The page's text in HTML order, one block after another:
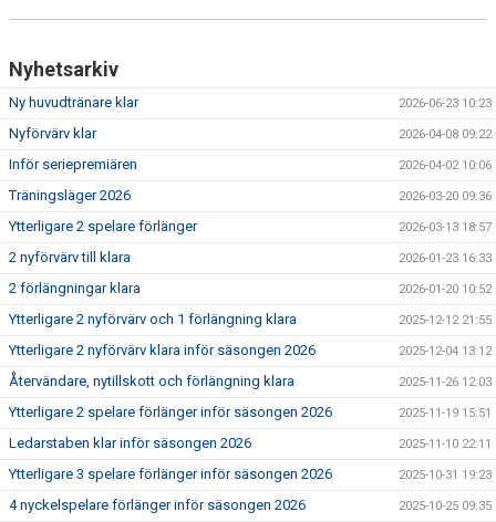
Nyhetsarkiv
Ny huvudtränare klar 2026-06-23 10:23
Nyförvärv klar 2026-04-08 09:22
Inför seriepremiären 2026-04-02 10:06
Träningsläger 2026 2026-03-20 09:36
Ytterligare 2 spelare förlänger 2026-03-13 18:57
2 nyförvärv till klara 2026-01-23 16:33
2 förlängningar klara 2026-01-20 10:52
Ytterligare 2 nyförvärv och 1 förlängning klara 2025-12-12 21:55
Ytterligare 2 nyförvärv klara inför säsongen 2026 2025-12-04 13:12
Återvändare, nytillskott och förlängning klara 2025-11-26 12:03
Ytterligare 2 spelare förlänger inför säsongen 2026 2025-11-19 15:51
Ledarstaben klar inför säsongen 2026 2025-11-10 22:11
Ytterligare 3 spelare förlänger inför säsongen 2026 2025-10-31 19:23
4 nyckelspelare förlänger inför säsongen 2026 2025-10-25 09:35